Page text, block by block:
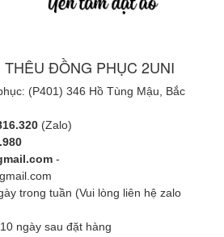
THÊU ĐỒNG PHỤC 2UNI
(P401) 346 Hồ Tùng Mậu, Bắc
(Zalo)
-
trong tuần (Vui lòng liên hệ zalo
ngày sau đặt hàng